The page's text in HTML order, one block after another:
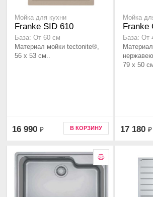
Мойка для кухни
Franke SID 610
База: От 60 см
Материал мойки tectonite®,
56 x 53 см..
16 990 ₽ В КОРЗИНУ
Мойка
Franke
База: От
79 x 50
17 180 ₽